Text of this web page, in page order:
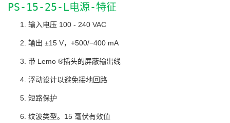
PS-15-25-L电源-特征
输入电压 100 - 240 VAC
输出 ±15 V，+500/−400 mA
带 Lemo ®插头的屏蔽输出线
浮动设计以避免接地回路
短路保护
纹波类型。15 毫伏有效值